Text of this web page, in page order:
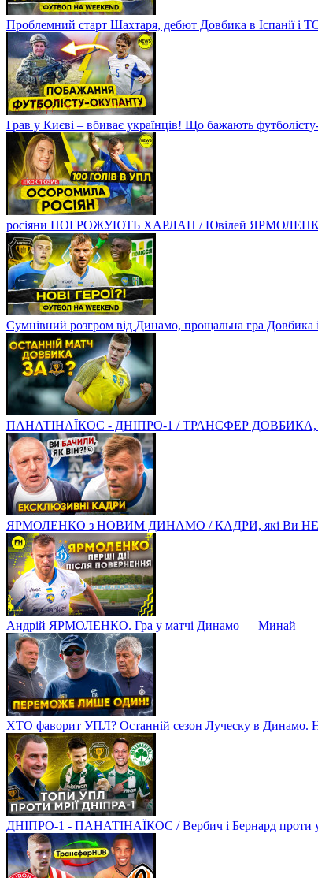
Проблемний старт Шахтаря, дебют Довбика в Іспанії і
Грав у Києві – вбиває українців! Що бажають
росіяни ПОГРОЖУЮТЬ ХАРЛАН / Ювілей
Сумнівний розгром від Динамо, прощальна гра Довбика
ПАНАТІНАЇКОС - ДНІПРО-1 / ТРАНСФЕР ДОВБИКА,
ЯРМОЛЕНКО з НОВИМ ДИНАМО / КАДРИ, які Ви
Андрій ЯРМОЛЕНКО. Гра у матчі Динамо — Минай
ХТО фаворит УПЛ? Останній сезон Луческу в Динамо.
ДНІПРО-1 - ПАНАТІНАЇКОС / Вербич і Бернард проти